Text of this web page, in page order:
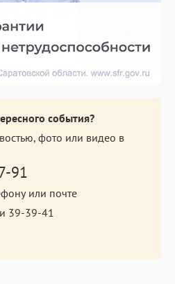
события?
фото или видео в
91
или почте
39-39-41